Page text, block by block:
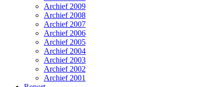
Archief 2009
Archief 2008
Archief 2007
Archief 2006
Archief 2005
Archief 2004
Archief 2003
Archief 2002
Archief 2001